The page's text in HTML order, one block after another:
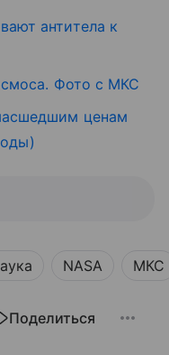
антитела к
Фото с МКС
ценам
NASA МКС
Поделиться